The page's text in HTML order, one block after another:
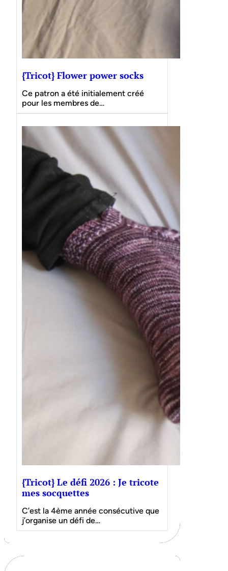
{Tricot} Flower power socks
Ce patron a été initialement créé
pour les membres de…
{Tricot} Le défi 2026 : Je tricote
mes socquettes
C’est la 4ème année consécutive que
j’organise un défi de…